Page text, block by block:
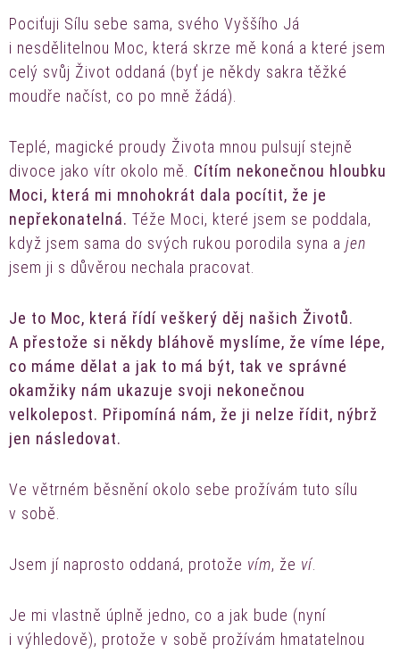
Pociťuji Sílu sebe sama, svého Vyššího Já
i nesdělitelnou Moc, která skrze mě koná a které jsem
celý svůj Život oddaná (byť je někdy sakra těžké
moudře načíst, co po mně žádá).
Teplé, magické proudy Života mnou pulsují stejně
divoce jako vítr okolo mě. Cítím nekonečnou hloubku
Moci, která mi mnohokrát dala pocítit, že je
nepřekonatelná. Téže Moci, které jsem se poddala,
když jsem sama do svých rukou porodila syna a jen
jsem ji s důvěrou nechala pracovat.
Je to Moc, která řídí veškerý děj našich Životů.
A přestože si někdy bláhově myslíme, že víme lépe,
co máme dělat a jak to má být, tak ve správné
okamžiky nám ukazuje svoji nekonečnou
velkolepost. Připomíná nám, že ji nelze řídit, nýbrž
jen následovat.
Ve větrném běsnění okolo sebe prožívám tuto sílu
v sobě.
Jsem jí naprosto oddaná, protože vím, že ví.
Je mi vlastně úplně jedno, co a jak bude (nyní
i výhledově), protože v sobě prožívám hmatatelnou